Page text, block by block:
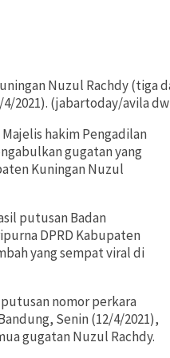
Nuzul Rachdy (tiga
4/2021). (jabartoday/avila
Majelis hakim Pengadilan
gugatan yang
Kuningan Nuzul
putusan Badan
DPRD Kabupaten
yang sempat viral di
nomor perkara
Senin (12/4/2021),
gugatan Nuzul Rachdy.